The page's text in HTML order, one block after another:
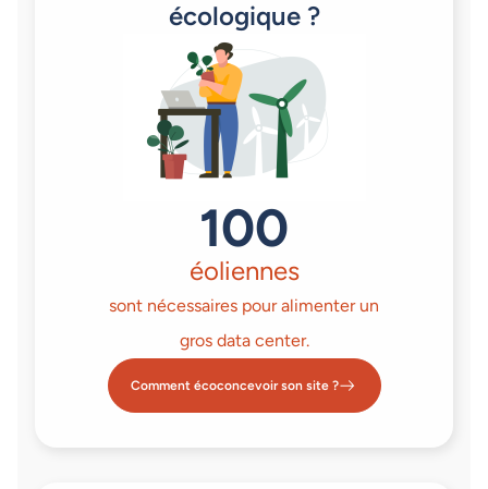
écologique ?
100
éoliennes
sont nécessaires pour alimenter un
gros data center.
Comment écoconcevoir son site ?